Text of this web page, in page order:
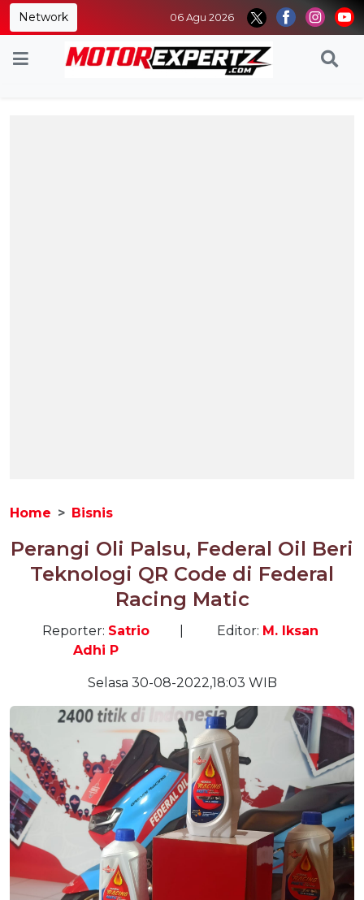
Network 06 Agu 2026
Home Bisnis
Perangi Oli Palsu, Federal Oil Beri
Teknologi QR Code di Federal
Racing Matic
Reporter: Satrio
Adhi P
Editor: M. Iksan
Selasa 30-08-2022,18:03 WIB